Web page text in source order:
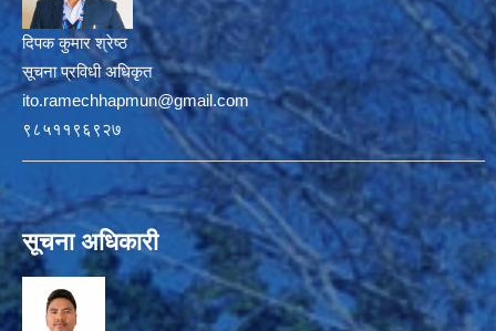
दिपक कुमार श्रेष्ठ
सूचना प्रविधी अधिकृत
ito.ramechhapmun@gmail.com
९८५११९६९२७
सूचना अधिकारी